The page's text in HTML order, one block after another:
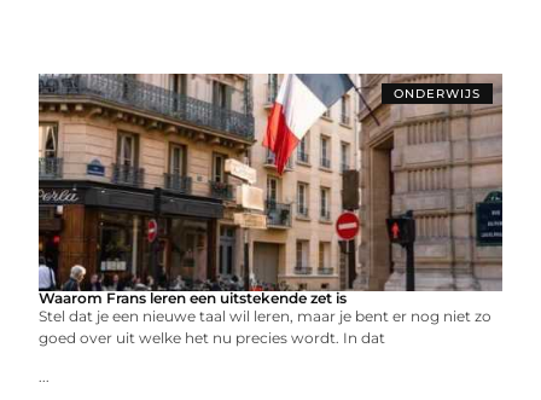
ONDERWIJS
Waarom Frans leren een uitstekende zet is
Stel dat je een nieuwe taal wil leren, maar je bent er nog niet zo
goed over uit welke het nu precies wordt. In dat
...